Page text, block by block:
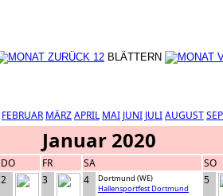
BLÄTTERN
FEBRUAR MÄRZAPRIL MAI JUNI JULIAUGUST
Januar 2020
DO FR SA
SO
2 3 4
Dortmund (WE)
Hallensportfest Dortmund
5